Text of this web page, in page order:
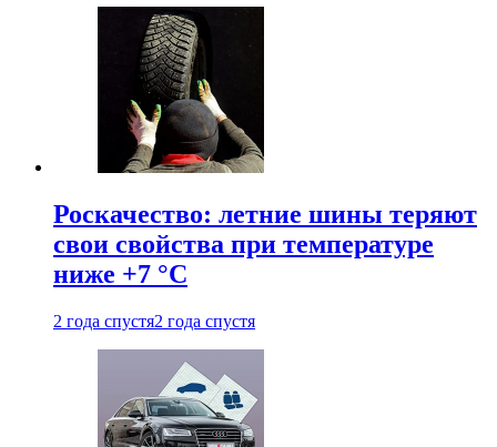
Роскачество: летние шины теряют
свои свойства при температуре
ниже +7 °C
2 года спустя2 года спустя